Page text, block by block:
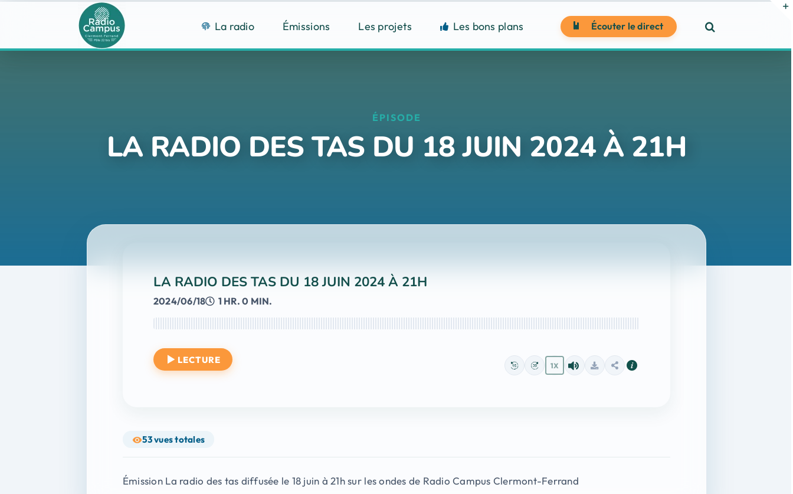
La radio Émissions Les projets Les bons plans Écouter le direct
ÉPISODE
LA RADIO DES TAS DU 18 JUIN 2024 À 21H
LA RADIO DES TAS DU 18 JUIN 2024 À 21H
2024/06/18 1 HR. 0 MIN.
LECTURE
1X
53vues totales
Émission La radio des tas diffusée le 18 juin à 21h sur les ondes de Radio Campus Clermont-Ferrand